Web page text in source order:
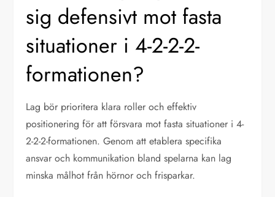
sig defensivt mot fasta
situationer i 4-2-2-2-
formationen?
Lag bör prioritera klara roller och effektiv
positionering för att försvara mot fasta situationer i 4-
2-2-2-formationen. Genom att etablera specifika
ansvar och kommunikation bland spelarna kan lag
minska målhot från hörnor och frisparkar.